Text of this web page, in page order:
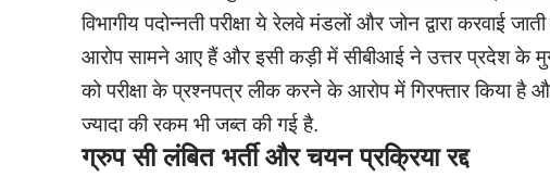
विभागीय पदोन्नती परीक्षा ये रेलवे मंडलों और जोन द्वारा करवाई
आरोप सामने आए हैं और इसी कड़ी में सीबीआई ने उत्तर प्रदेश के
को परीक्षा के प्रश्नपत्र लीक करने के आरोप में गिरफ्तार किया है
ज्यादा की रकम भी जब्त की गई है.
ग्रुप सी लंबित भर्ती और चयन प्रक्रिया रद्द